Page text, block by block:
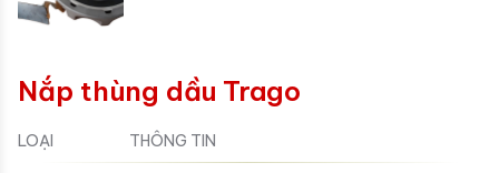
Nắp thùng dầu Trago
LOẠI THÔNG TIN